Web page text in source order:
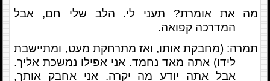
מה את אומרת? תעני לי. הלב שלי חם, אבל
המדרכה קפואה.
תמרה: (מחבקת אותו, ואז מתרחקת מעט, ומתיישבת
לידו) אתה מאד נחמד. אני אפילו נמשכת אליך.
אבל אתה יודע מה יקרה. אני אחבק אותך,